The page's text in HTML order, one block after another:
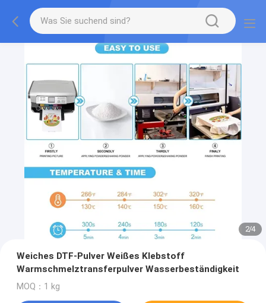
2/4
Weiches DTF-Pulver Weißes Klebstoff
Warmschmelztransferpulver Wasserbeständigkeit
MOQ：1 kg